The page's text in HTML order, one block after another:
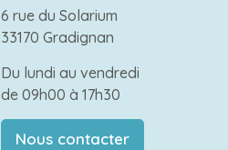
6 rue du Solarium
33170 Gradignan
Du lundi au vendredi
de 09h00 à 17h30
Nous contacter